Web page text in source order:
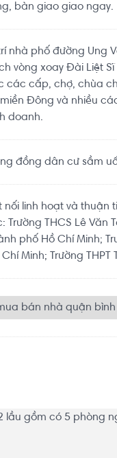
bàn giao giao ngay.
nhà phố đường Ung
vòng xoay Đài Liệt
các cấp, chợ, chùa
Đông và nhiều
doanh.
đồng dân cư sầm
nối linh hoạt và thuận
Trường THCS Lê Văn
phố Hồ Chí Minh;
Chí Minh; Trường THPT
bán nhà quận